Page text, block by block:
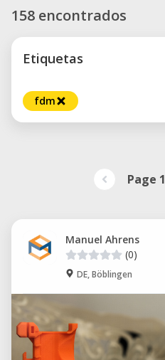
158 encontrados
Etiquetas
fdm
Page 1
Manuel Ahrens
(0)
DE, Böblingen